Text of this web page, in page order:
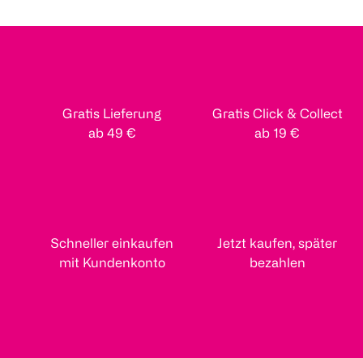
Gratis Lieferung
ab 49 €
Gratis Click & Collect
ab 19 €
Schneller einkaufen
mit Kundenkonto
Jetzt kaufen, später
bezahlen